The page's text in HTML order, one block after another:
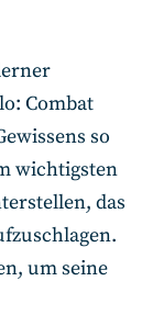
Combat
so
wichtigsten
das
um seine